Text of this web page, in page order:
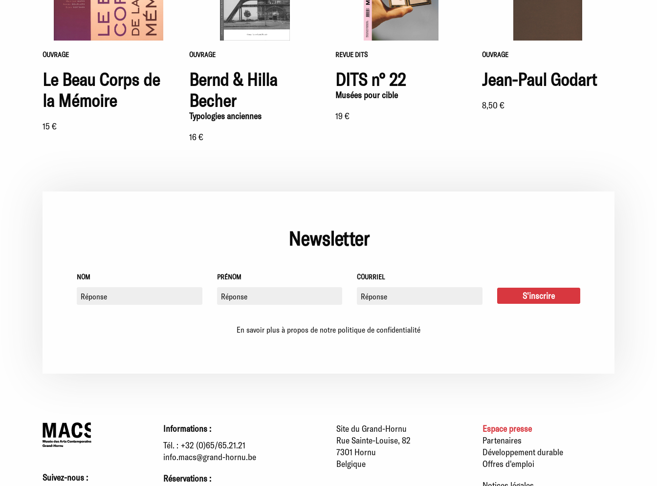
OUVRAGE
Le Beau Corps de
la Mémoire
15 €
OUVRAGE
Bernd & Hilla
Becher
Typologies anciennes
16 €
REVUE DITS
DITS n° 22
Musées pour cible
19 €
OUVRAGE
Jean-Paul Godart
8,50 €
Newsletter
NOM PRÉNOM COURRIEL
En savoir plus à propos de notre politique de confidentialité
Suivez-nous :
Informations :
Tél. : +32 (0)65/65.21.21
info.macs@grand-hornu.be
Réservations :
Site du Grand-Hornu
Rue Sainte-Louise, 82
7301 Hornu
Belgique
Espace presse
Partenaires
Développement durable
Offres d'emploi